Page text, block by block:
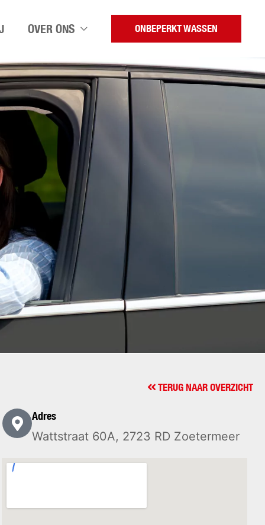
OVER ONS ONBEPERKT WASSEN
TERUG NAAR OVERZICHT
Adres
Wattstraat 60A, 2723 RD Zoetermeer​